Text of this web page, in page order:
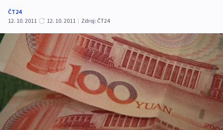
ČT24
12. 10. 2011
12. 10. 2011 | Zdroj: ČT24